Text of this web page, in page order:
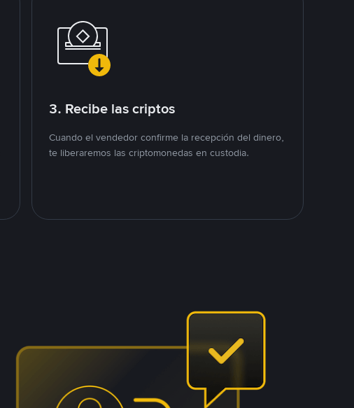
3. Recibe las criptos
Cuando el vendedor confirme la recepción del dinero,
te liberaremos las criptomonedas en custodia.